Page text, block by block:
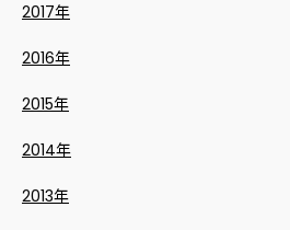
2017年
2016年
2015年
2014年
2013年